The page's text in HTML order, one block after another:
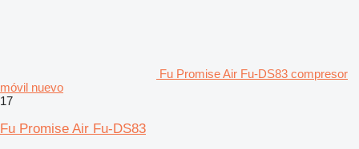
Fu Promise Air Fu-DS83 compresor
móvil nuevo
17
Fu Promise Air Fu-DS83